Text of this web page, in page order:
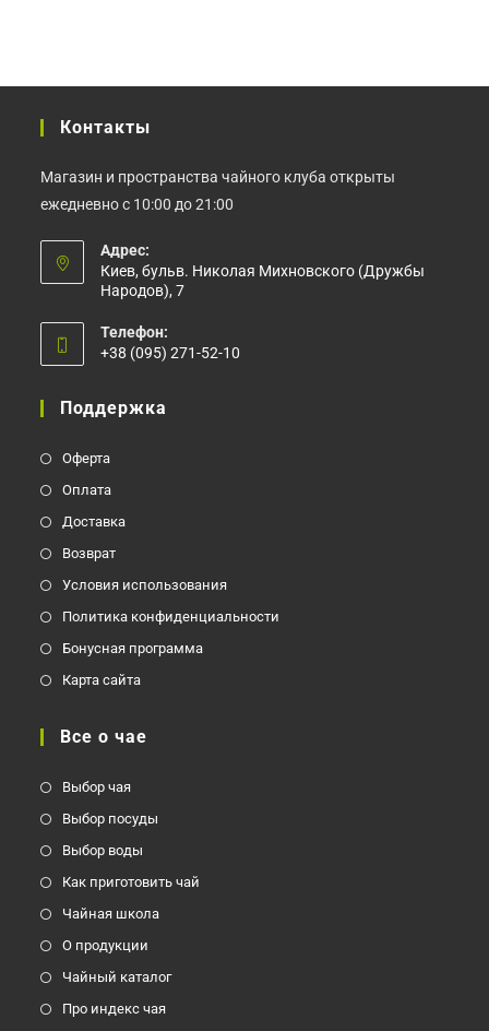
Контакты
Магазин и пространства чайного клуба открыты
ежедневно с 10:00 до 21:00
Адрес:
Киев, бульв. Николая Михновского (Дружбы
Народов), 7
Телефон:
+38 (095) 271-52-10
в
приложении
Поддержка
Оферта
Оплата
Доставка
Возврат
Условия использования
Политика конфиденциальности
Бонусная программа
Карта сайта
Все о чае
Выбор чая
Выбор посуды
Выбор воды
Как приготовить чай
Чайная школа
О продукции
Чайный каталог
Про индекс чая